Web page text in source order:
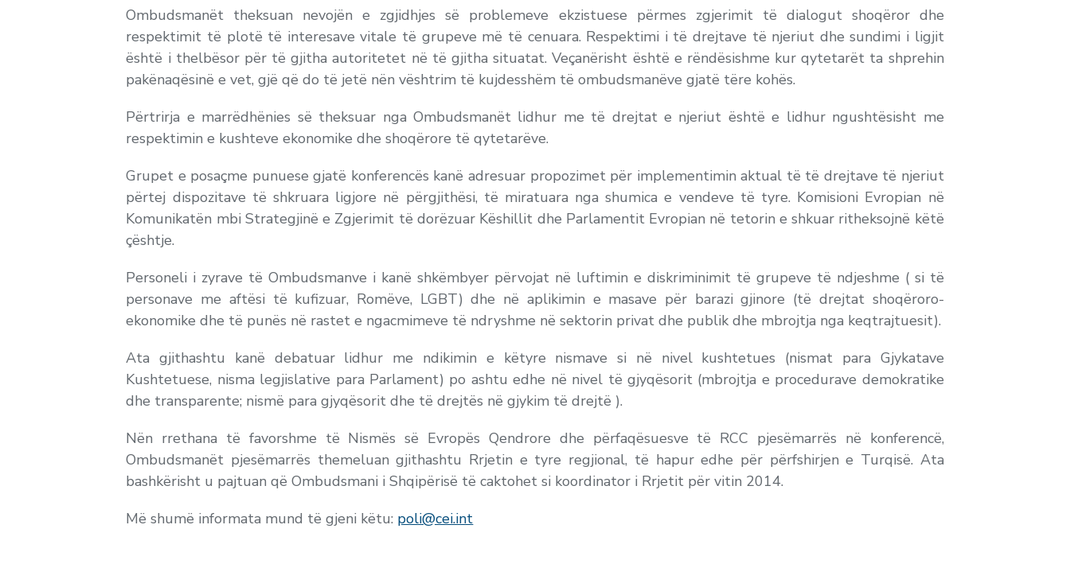
Ombudsmanët theksuan nevojën e zgjidhjes së problemeve ekzistuese përmes zgjerimit të dialogut shoqëror dhe
respektimit të plotë të interesave vitale të grupeve më të cenuara. Respektimi i të drejtave të njeriut dhe sundimi i ligjit
është i thelbësor për të gjitha autoritetet në të gjitha situatat. Veçanërisht është e rëndësishme kur qytetarët ta shprehin
pakënaqësinë e vet, gjë që do të jetë nën vështrim të kujdesshëm të ombudsmanëve gjatë tëre kohës.
Përtrirja e marrëdhënies së theksuar nga Ombudsmanët lidhur me të drejtat e njeriut është e lidhur ngushtësisht me
respektimin e kushteve ekonomike dhe shoqërore të qytetarëve.
Grupet e posaçme punuese gjatë konferencës kanë adresuar propozimet për implementimin aktual të të drejtave të njeriut
përtej dispozitave të shkruara ligjore në përgjithësi, të miratuara nga shumica e vendeve të tyre. Komisioni Evropian në
Komunikatën mbi Strategjinë e Zgjerimit të dorëzuar Këshillit dhe Parlamentit Evropian në tetorin e shkuar ritheksojnë këtë
çështje.
Personeli i zyrave të Ombudsmanve i kanë shkëmbyer përvojat në luftimin e diskriminimit të grupeve të ndjeshme ( si të
personave me aftësi të kufizuar, Romëve, LGBT) dhe në aplikimin e masave për barazi gjinore (të drejtat shoqëroro-
ekonomike dhe të punës në rastet e ngacmimeve të ndryshme në sektorin privat dhe publik dhe mbrojtja nga keqtrajtuesit).
Ata gjithashtu kanë debatuar lidhur me ndikimin e këtyre nismave si në nivel kushtetues (nismat para Gjykatave
Kushtetuese, nisma legjislative para Parlament) po ashtu edhe në nivel të gjyqësorit (mbrojtja e procedurave demokratike
dhe transparente; nismë para gjyqësorit dhe të drejtës në gjykim të drejtë ).
Nën rrethana të favorshme të Nismës së Evropës Qendrore dhe përfaqësuesve të RCC pjesëmarrës në konferencë,
Ombudsmanët pjesëmarrës themeluan gjithashtu Rrjetin e tyre regjional, të hapur edhe për përfshirjen e Turqisë. Ata
bashkërisht u pajtuan që Ombudsmani i Shqipërisë të caktohet si koordinator i Rrjetit për vitin 2014.
Më shumë informata mund të gjeni këtu: poli@cei.int